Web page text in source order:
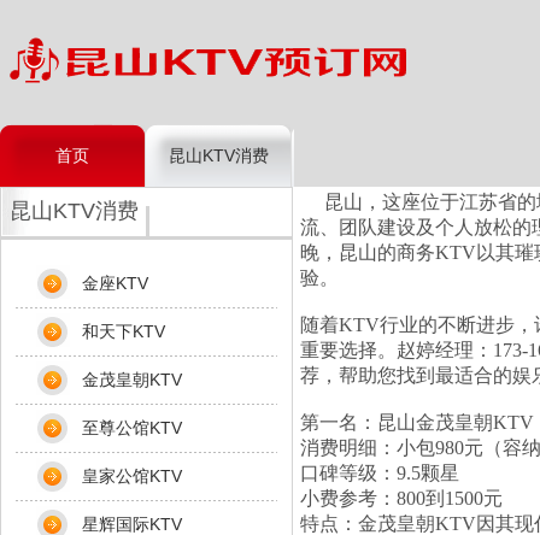
首页 昆山KTV消费
昆山，这座位于江苏省的
流、团队建设及个人放松
晚，昆山的商务KTV以其
验。
随着KTV行业的不断进步
重要选择。赵婷经理：173-
荐，帮助您找到最适合的娱
第一名：昆山金茂皇朝KTV
消费明细：小包980元（容
口碑等级：9.5颗星
小费参考：800到1500元
特点：金茂皇朝KTV因其
昆山KTV消费
金座KTV
和天下KTV
金茂皇朝KTV
至尊公馆KTV
皇家公馆KTV
星辉国际KTV